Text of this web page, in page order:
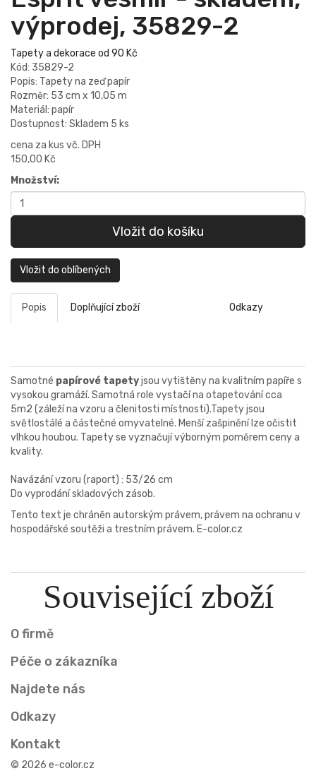
výprodej, 35829-2
Tapety a dekorace od 90 Kč
Kód: 35829-2
Popis: Tapety na zeď papír
Rozměr: 53 cm x 10,05 m
Materiál: papír
Dostupnost: Skladem 5 ks
cena za kus vč. DPH
150,00 Kč
Množství:
Vložit do oblíbených
Popis Doplňující zboží Odkazy
Samotné papírové tapetyjsou vytištěny na kvalitním papíře s
vysokou gramáží. Samotná role vystačí na otapetování cca
5m2 (záleží na vzoru a členitosti místnosti).Tapety jsou
světlostálé a částečné omyvatelné. Menší zašpinění lze očistit
vlhkou houbou. Tapety se vyznačují výborným poměrem ceny a
kvality.
Navázání vzoru (raport) : 53/26 cm
Do vyprodání skladových zásob.
Tento text je chráněn autorským právem, právem na ochranu v
hospodářské soutěži a trestním právem. E-color.cz
Související zboží
O firmě
Péče o zákazníka
Najdete nás
Odkazy
Kontakt
© 2026 e-color.cz